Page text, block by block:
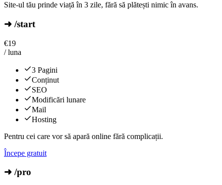
Site-ul tău prinde viață în 3 zile, fără să plătești nimic în avans.
➜ /start
€19
/ luna
3 Pagini
Conținut
SEO
Modificări lunare
Mail
Hosting
Pentru cei care vor să apară online fără complicații.
Începe gratuit
➜ /pro